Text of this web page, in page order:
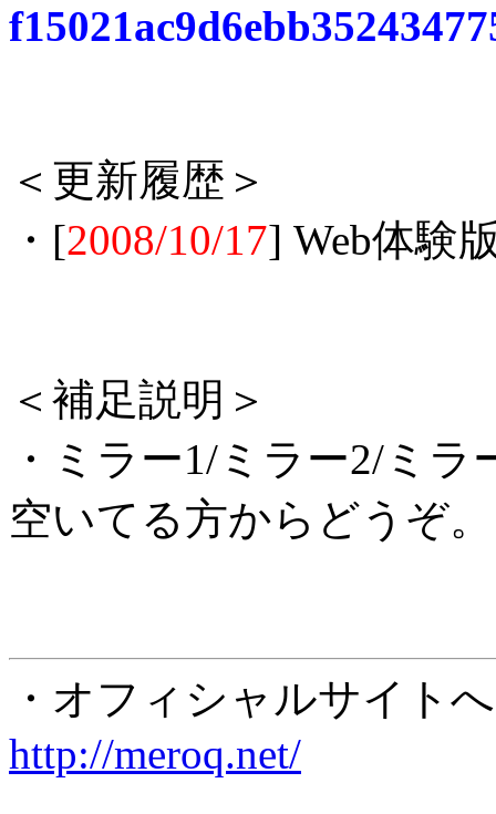
＜更新履歴＞
・[2008/10/17] Web体験
＜補足説明＞
・ミラー1/ミラー2/ミ
空いてる方からどうぞ。
・オフィシャルサイ
http://meroq.net/